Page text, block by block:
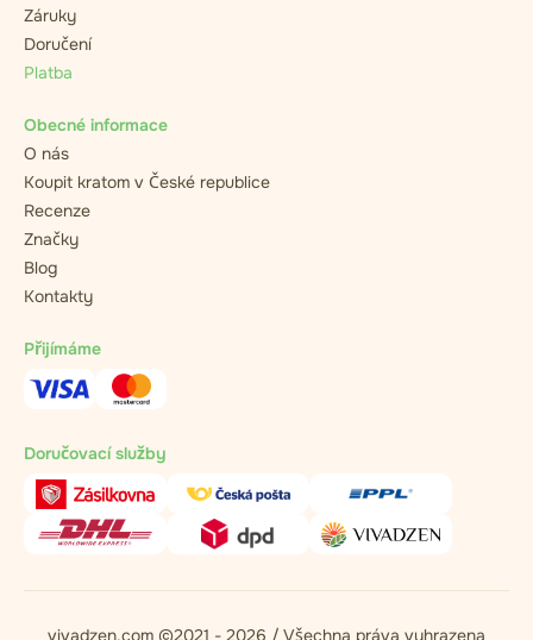
Záruky
Doručení
Platba
Obecné informace
O nás
Koupit kratom v České republice
Recenze
Značky
Blog
Kontakty
Přijímáme
Doručovací služby
vivadzen.com ©2021 - 2026 / Všechna práva vyhrazena